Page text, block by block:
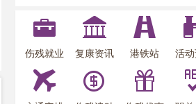
伤残就业 复康资讯 港铁站 活